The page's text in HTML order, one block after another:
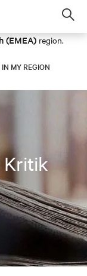
(EMEA) region.
MY REGION
Kritik